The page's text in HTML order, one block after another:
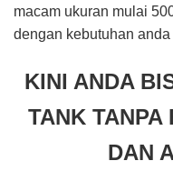
macam ukuran mulai
dengan kebutuhan anda
KINI ANDA
TANK TANPA
DAN